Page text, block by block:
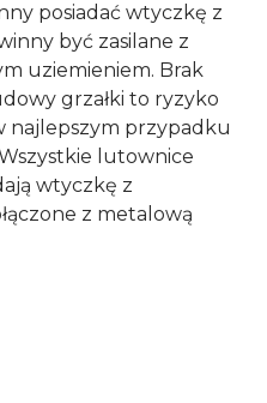
posiadać wtyczkę z
być zasilane z
uziemieniem. Brak
grzałki to ryzyko
najlepszym przypadku
lutownice
wtyczkę z
z metalową